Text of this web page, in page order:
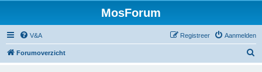
MosForum
V&A Aanmelden
Registreer
Forumoverzicht